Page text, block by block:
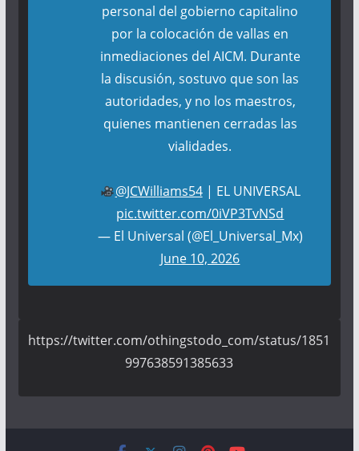
personal del gobierno capitalino
por la colocación de vallas en
inmediaciones del AICM. Durante
la discusión, sostuvo que son las
autoridades, y no los maestros,
quienes mantienen cerradas las
vialidades.
@JCWilliams54| EL UNIVERSAL
pic.twitter.com/0iVP3TvNSd
— El Universal (@El_Universal_Mx)
June 10, 2026
https://twitter.com/othingstodo_com/status/1851
997638591385633